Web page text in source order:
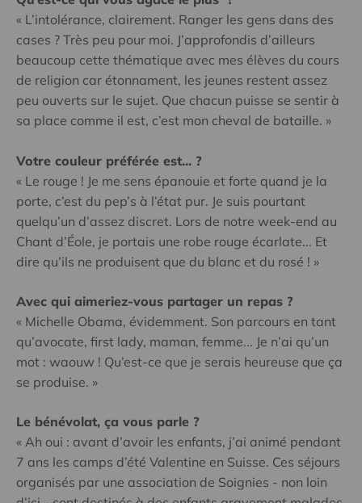
« L’intolérance, clairement. Ranger les gens dans des
cases ? Très peu pour moi. J’approfondis d’ailleurs
beaucoup cette thématique avec mes élèves du cours
de religion car étonnament, les jeunes restent assez
peu ouverts sur le sujet. Que chacun puisse se sentir à
sa place comme il est, c’est mon cheval de bataille. »
Votre couleur préférée est... ?
« Le rouge ! Je me sens épanouie et forte quand je la
porte, c’est du pep’s à l’état pur. Je suis pourtant
quelqu’un d’assez discret. Lors de notre week-end au
Chant d’Éole, je portais une robe rouge écarlate... Et
dire qu’ils ne produisent que du blanc et du rosé ! »
Avec qui aimeriez-vous partager un repas ?
« Michelle Obama, évidemment. Son parcours en tant
qu’avocate, first lady, maman, femme... Je n’ai qu’un
mot : waouw ! Qu’est-ce que je serais heureuse que ça
se produise. »
Le bénévolat, ça vous parle ?
« Ah oui : avant d’avoir les enfants, j’ai animé pendant
7 ans les camps d’été Valentine en Suisse. Ces séjours
organisés par une association de Soignies - non loin